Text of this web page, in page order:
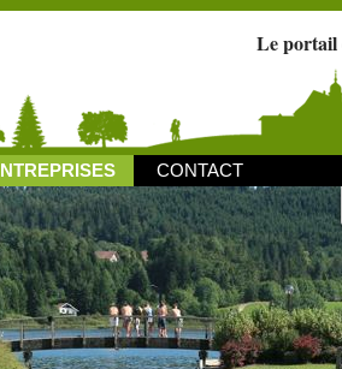
Le portail
CONTACT